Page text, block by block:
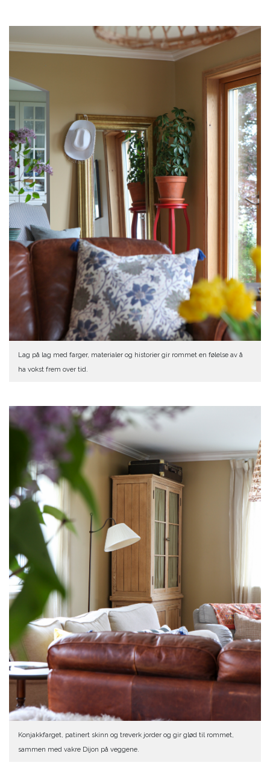
Lag på lag med farger, materialer og historier gir rommet en følelse av å
ha vokst frem over tid.
Konjakkfarget, patinert skinn og treverk jorder og gir glød til rommet,
sammen med vakre Dijon på veggene.